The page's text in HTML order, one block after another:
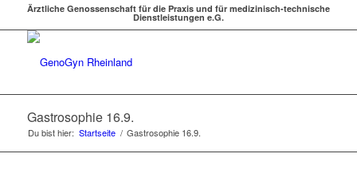
Ärztliche Genossenschaft für die Praxis und für medizinisch-technische
Dienstleistungen e.G.
Gastrosophie 16.9.
Du bist hier: Startseite / Gastrosophie 16.9.